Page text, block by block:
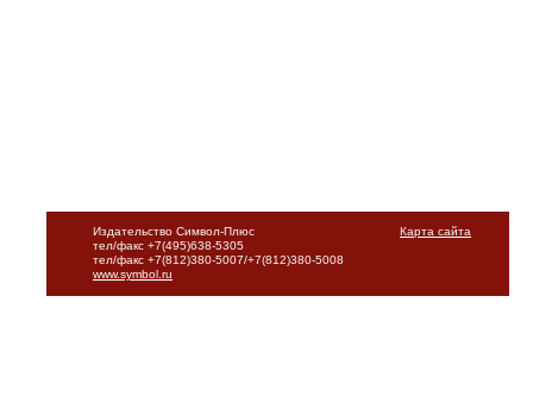
Карта сайта
Издательство Символ-Плюс
тел/факс +7(495)638-5305
тел/факс +7(812)380-5007/+7(812)380-5008
www.symbol.ru